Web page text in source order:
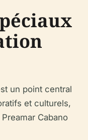
un point central
et culturels,
Cabano